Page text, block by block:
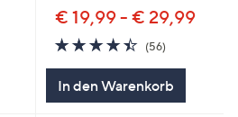
€ 19,99 - € 29,99
4.4
von
(56)56
In den Warenkorb